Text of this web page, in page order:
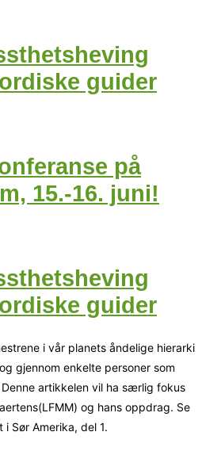
guider
på
15.-16. juni!
guider
i vår planets åndelige hierarki
gjennom enkelte personer som
artikkelen vil ha særlig fokus
og hans oppdrag. Se
Sør Amerika, del 1.